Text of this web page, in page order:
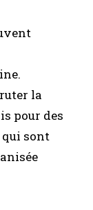
la
pour des
qui sont